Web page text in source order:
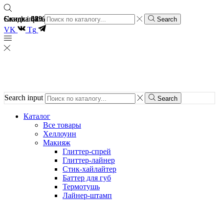
Search input Search
VK Tg
Search input Search
Каталог
Все товары
Хеллоуин
Макияж
Глиттер-спрей
Глиттер-лайнер
Стик-хайлайтер
Баттер для губ
Термотушь
Лайнер-штамп
Скидка 51%
Скидка 62%
Скидка 48%
Скидка 48%
Скидка 62%